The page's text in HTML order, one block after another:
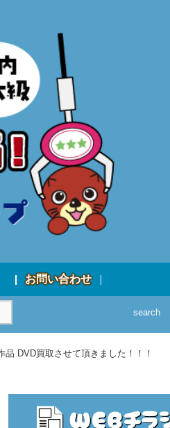
お問い合わせ
search
DVD買取させて頂きました！！！